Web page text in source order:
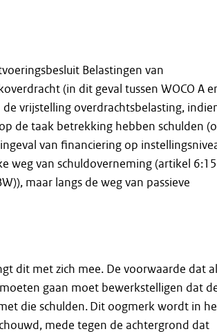
Belastingen van
(in dit geval tussen WOCO A
vrijstelling overdrachtsbelasting,
de taak betrekking hebben schulden
van financiering op
weg van schuldoverneming (artikel
maar langs de weg van passieve
dit met zich mee. De voorwaarde dat
gaan moet bewerkstelligen dat
die schulden. Dit oogmerk wordt in
mede tegen de achtergrond dat